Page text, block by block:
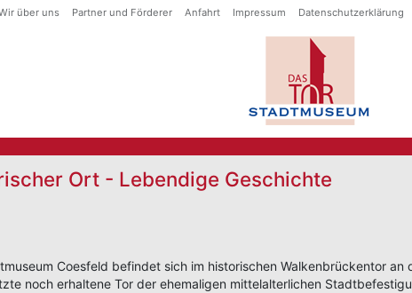
über uns Partner und Förderer Anfahrt Impressum Datenschutzerklärung
Ort - Lebendige Geschichte
Coesfeld befindet sich im historischen Walkenbrückentor an
noch erhaltene Tor der ehemaligen mittelalterlichen